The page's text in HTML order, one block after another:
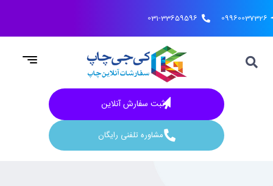
031-33659596 09960037326
ثبت سفارش آنلاین
مشاوره تلفنی رایگان